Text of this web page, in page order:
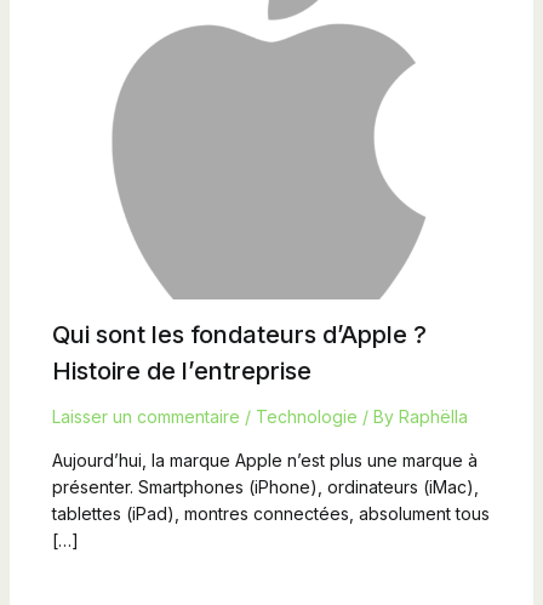
Qui sont les fondateurs d’Apple ?
Histoire de l’entreprise
Laisser un commentaire / Technologie / By Raphëlla
Aujourd’hui, la marque Apple n’est plus une marque à
présenter. Smartphones (iPhone), ordinateurs (iMac),
tablettes (iPad), montres connectées, absolument tous
[…]